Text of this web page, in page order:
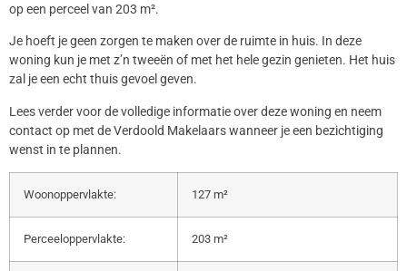
op een perceel van 203 m².
Je hoeft je geen zorgen te maken over de ruimte in huis. In deze
woning kun je met z’n tweeën of met het hele gezin genieten. Het huis
zal je een echt thuis gevoel geven.
Lees verder voor de volledige informatie over deze woning en neem
contact op met de Verdoold Makelaars wanneer je een bezichtiging
wenst in te plannen.
Woonoppervlakte: 127 m²
Perceeloppervlakte: 203 m²